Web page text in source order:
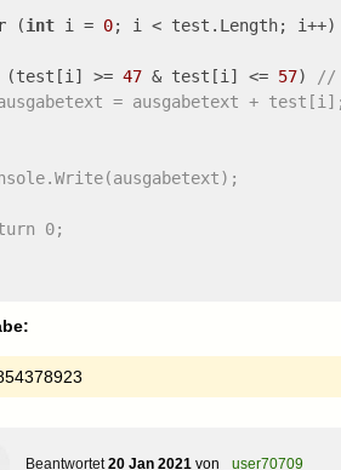
(int i = 0; i < test.Length; i++)
(test[i] >= 47 & test[i] <= 57)
//
= ausgabetext + test[i];
0;
Beantwortet 20 Jan 2021 von _user70709